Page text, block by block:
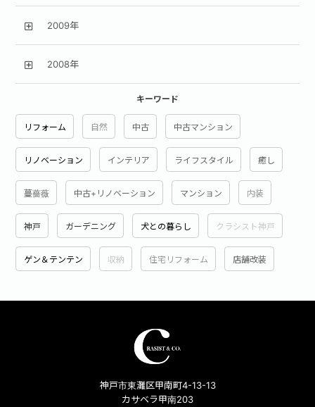
2009年
2008年
キーワード
リフォーム 自然 中古 中古マンション
リノベーション インテリア ライフスタイル 癒し
蔓薔薇 中古+リノベーション マンション 内装
神戸 ガーデニング 犬との暮らし クラシスト神戸
ゲン＆テンテン 収納 住宅リフォーム 店舗改装
神戸市東灘区甲南町4-13-13
カサベラ甲南203